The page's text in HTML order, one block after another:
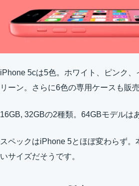
iPhone 5cは5色。ホワイト、ピンク
リーン。さらに6色の専用ケースも販売
16GB, 32GBの2種類。64GBモデルは
スペックはiPhone 5とほぼ変わらず。
いサイズだそうです。